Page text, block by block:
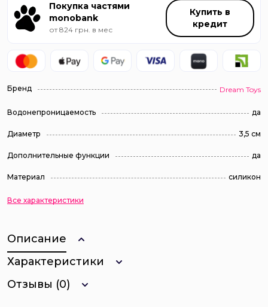
Покупка частями
monobank
от 824 грн. в мес
Купить в
кредит
Бренд Dream Toys
Водонепроницаемость да
Диаметр 3,5 см
Дополнительные функции да
Материал силикон
Все характеристики
Описание
Характеристики
Отзывы (0)